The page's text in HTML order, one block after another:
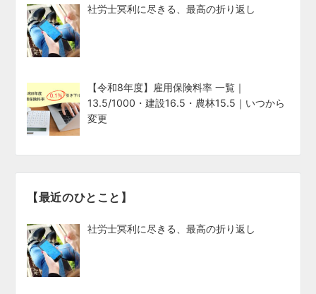
社労士冥利に尽きる、最高の折り返し
【令和8年度】雇用保険料率 一覧｜
13.5/1000・建設16.5・農林15.5｜いつから
変更
【最近のひとこと】
社労士冥利に尽きる、最高の折り返し